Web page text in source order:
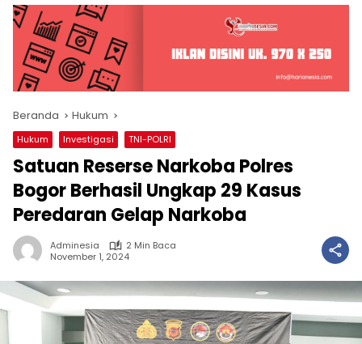
Beranda Hukum
Hukum Investigasi TNI-POLRI
Satuan Reserse Narkoba Polres
Bogor Berhasil Ungkap 29 Kasus
Peredaran Gelap Narkoba
Adminesia
2 Min Baca
November 1, 2024